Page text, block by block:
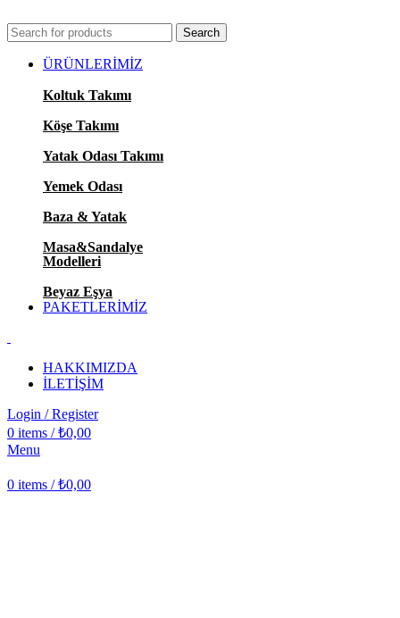
Search
ÜRÜNLERİMİZ
Koltuk Takımı
Köşe Takımı
Yatak Odası Takımı
Yemek Odası
Baza & Yatak
Masa&Sandalye
Modelleri
Beyaz Eşya
PAKETLERİMİZ
HAKKIMIZDA
İLETİŞİM
Login / Register
0 items / ₺0,00
Menu
0 items / ₺0,00